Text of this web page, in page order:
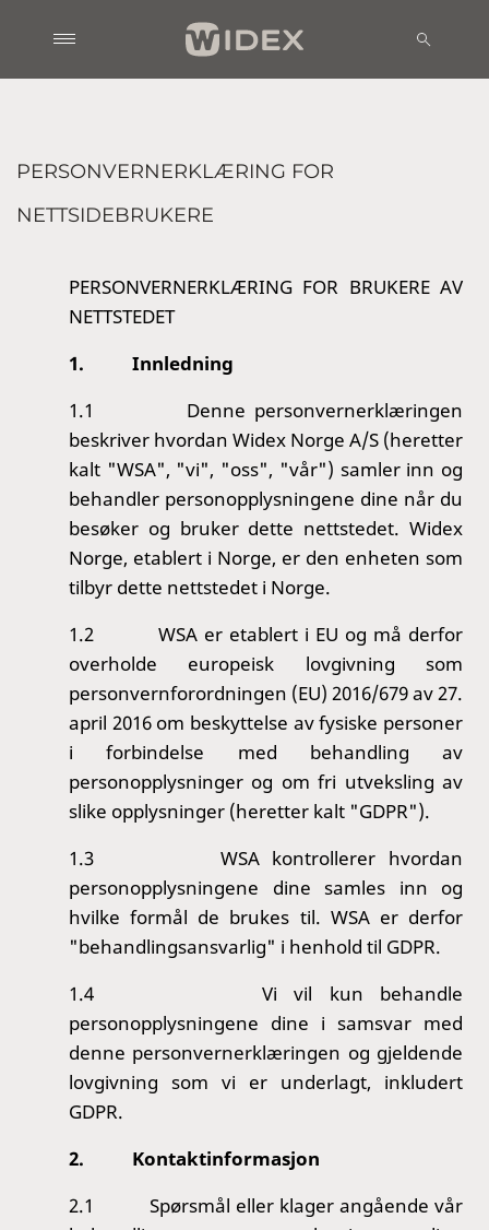
PERSONVERNERKLÆRING FOR
NETTSIDEBRUKERE
PERSONVERNERKLÆRING FOR BRUKERE AV
NETTSTEDET
1.
Innledning
1.1 Denne personvernerklæringen
beskriver hvordan Widex Norge A/S (heretter
kalt "WSA", "vi", "oss", "vår") samler inn og
behandler personopplysningene dine når du
besøker og bruker dette nettstedet. Widex
Norge, etablert i Norge, er den enheten som
tilbyr dette nettstedet i Norge.
1.2WSA er etablert i EU og må derfor
overholde europeisk lovgivning som
personvernforordningen (EU) 2016/679 av 27.
april 2016 om beskyttelse av fysiske personer
i forbindelse med behandling av
personopplysninger og om fri utveksling av
slike opplysninger (heretter kalt "GDPR").
1.3 WSA kontrollerer hvordan
personopplysningene dine samles inn og
hvilke formål de brukes til. WSA er derfor
"behandlingsansvarlig" i henhold til GDPR.
1.4 Vi vil kun behandle
personopplysningene dine i samsvar med
denne personvernerklæringen og gjeldende
lovgivning som vi er underlagt, inkludert
GDPR.
2.
Kontaktinformasjon
2.1 Spørsmål eller klager angående vår